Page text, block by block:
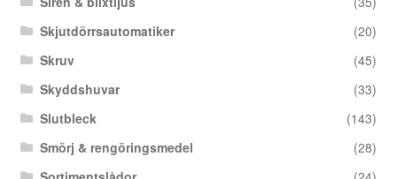
Skjutdörrsautomatiker
(20)
Skruv
(45)
Skyddshuvar
(33)
Slutbleck
(143)
Smörj & rengöringsmedel
(28)